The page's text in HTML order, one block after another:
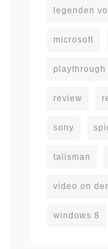
legenden
microsoft
playthrough
review
sony
talisman
video on
windows 8